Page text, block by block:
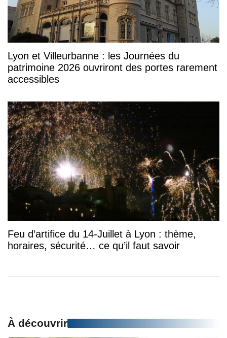
Lyon et Villeurbanne : les Journées du
patrimoine 2026 ouvriront des portes rarement
accessibles
Feu d’artifice du 14-Juillet à Lyon : thème,
horaires, sécurité… ce qu’il faut savoir
À découvrir